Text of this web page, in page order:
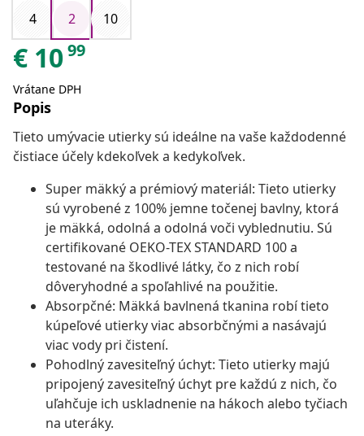
4
2 10
€ 1099
Vrátane DPH
Popis
Tieto umývacie utierky sú ideálne na vaše každodenné
čistiace účely kdekoľvek a kedykoľvek.
Super mäkký a prémiový materiál: Tieto utierky
sú vyrobené z 100% jemne točenej bavlny, ktorá
je mäkká, odolná a odolná voči vyblednutiu. Sú
certifikované OEKO-TEX STANDARD 100 a
testované na škodlivé látky, čo z nich robí
dôveryhodné a spoľahlivé na použitie.
Absorpčné: Mäkká bavlnená tkanina robí tieto
kúpeľové utierky viac absorbčnými a nasávajú
viac vody pri čistení.
Pohodlný zavesiteľný úchyt: Tieto utierky majú
pripojený zavesiteľný úchyt pre každú z nich, čo
uľahčuje ich uskladnenie na hákoch alebo tyčiach
na uteráky.